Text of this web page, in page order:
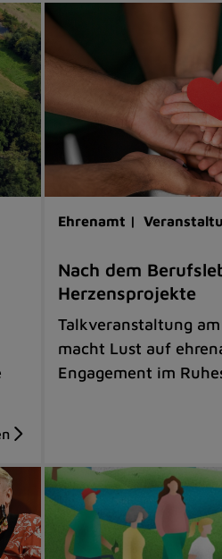
Ehrenamt |
Nach dem
Herzensprojekte
Talkveranstaltung
macht Lust auf
Engagement im